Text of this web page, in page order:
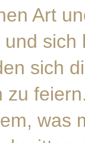
Art
sich
zu
was